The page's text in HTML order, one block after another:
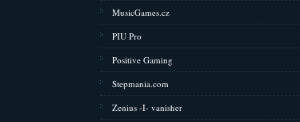
MusicGames.cz
PIU Pro
Positive Gaming
Stepmania.com
Zenius -I- vanisher